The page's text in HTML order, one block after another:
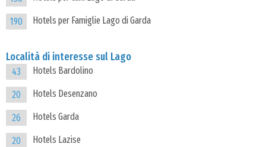
190 Hotels per Famiglie Lago di Garda
Località di interesse sul Lago
43 Hotels Bardolino
20 Hotels Desenzano
26 Hotels Garda
20 Hotels Lazise